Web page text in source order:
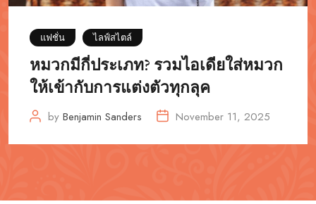
แฟชั่น ไลฟ์สไตล์
หมวกมีกี่ประเภท? รวมไอเดียใส่หมวก
ให้เข้ากับการแต่งตัวทุกลุค
by Benjamin Sanders November 11, 2025